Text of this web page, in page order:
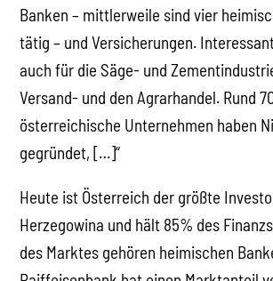
Banken – mittlerweile sind vier
tätig – und Versicherungen.
auch für die Säge- und
Versand- und den Agrarhandel. Rund
österreichische Unternehmen haben
gegründet, […]“
Heute ist Österreich der größte
Herzegowina und hält 85% des
des Marktes gehören heimischen